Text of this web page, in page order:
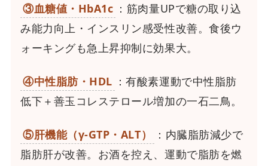
③血糖値・HbA1c ：筋肉量UPで糖の取り込
み能力向上・インスリン感受性改善。食後ウ
ォーキングも急上昇抑制に効果大。
④中性脂肪・HDL ：有酸素運動で中性脂肪
低下＋善玉コレステロール増加の一石二鳥。
⑤肝機能（γ-GTP・ALT）
：内臓脂肪減少で
脂肪肝が改善。お酒を控え、運動で脂肪を燃